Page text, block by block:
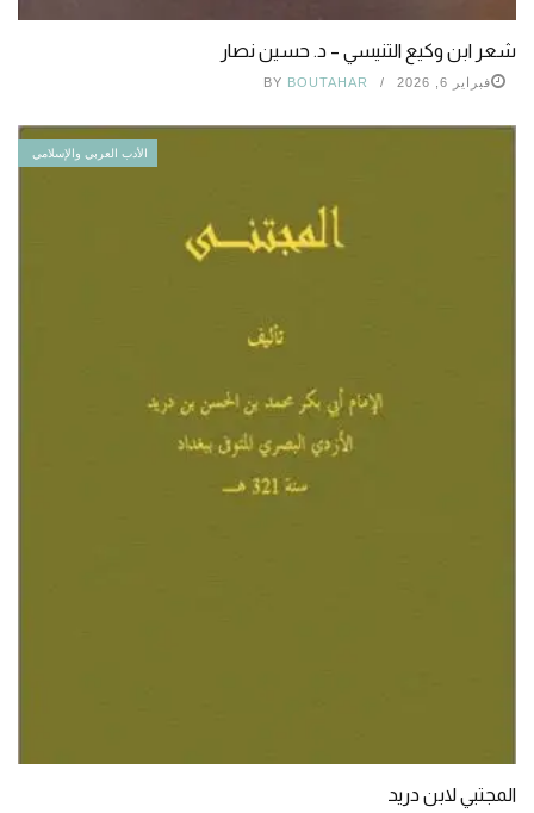
شعر ابن وكيع التنيسي – د. حسين نصار
فبراير 6, 2026 BY BOUTAHAR
الأدب العربي والإسلامي
المجتبي لابن دريد